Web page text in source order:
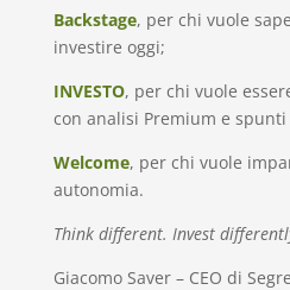
Backstage, per chi vuole
investire oggi;
INVESTO, per chi vuole
con analisi Premium e
Welcome, per chi vuole
autonomia.
Think different. Invest
Giacomo Saver – CEO di